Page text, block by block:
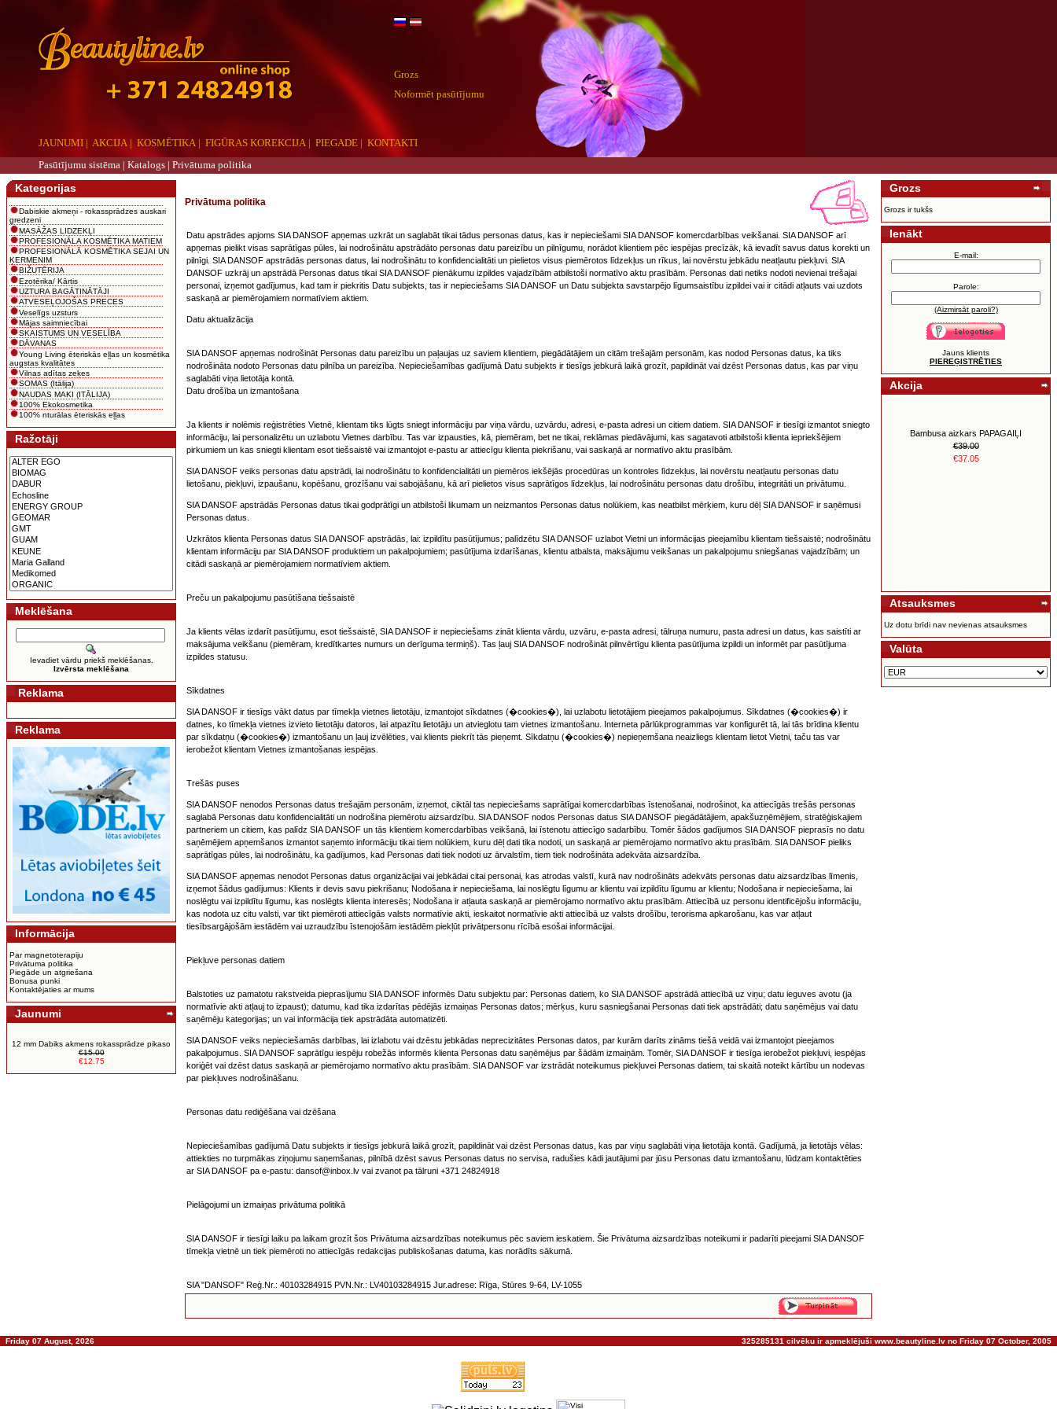
JAUNUMI | AKCIJA | KOSMĒTIKA | FIGŪRAS KOREKCIJA| PIEGADE | KONTAKTI
Grozs
Noformēt pasūtījumu
Pasūtījumu sistēma | Katalogs | Privātuma politika
Kategorijas
Dabiskie akmeņi - rokassprādzes auskari
gredzeni
MASĀŽAS LIDZEKĻI
PROFESIONĀLA KOSMĒTIKA MATIEM
PROFESIONĀLĀ KOSMĒTIKA SEJAI UN
ĶERMENIM
BIŽUTĒRIJA
Ezotērika/ Kārtis
UZTURA BAGĀTINĀTĀJI
ATVESEĻOJOŠAS PRECES
Veselīgs uzsturs
Mājas saimniecībai
SKAISTUMS UN VESELĪBA
DĀVANAS
Young Living ēteriskās eļļas un kosmētika
augstas kvalitātes
Vilnas adītas zeķes
SOMAS (Itālija)
NAUDAS MAKI (ITĀLIJA)
100% Ekokosmetika
100% nturālas ēteriskās eļļas
Ražotāji
Meklēšana
Ievadiet vārdu priekš meklēšanas.
Izvērsta meklēšana
Reklama
Reklama
Informācija
Par magnetoterapiju
Privātuma politika
Piegāde un atgriešana
Bonusa punki
Kontaktējaties ar mums
Jaunumi
12 mm Dabiks akmens rokassprādze pikaso
€15.00
€12.75
Privātuma politika
Datu apstrādes apjoms SIA DANSOF apņemas uzkrāt un saglabāt tikai tādus personas datus, kas ir nepieciešami SIA DANSOF komercdarbības veikšanai. SIA DANSOF arī
apņemas pielikt visas saprātīgas pūles, lai nodrošinātu apstrādāto personas datu pareizību un pilnīgumu, norādot klientiem pēc iespējas precīzāk, kā ievadīt savus datus korekti un
pilnīgi. SIA DANSOF apstrādās personas datus, lai nodrošinātu to konfidencialitāti un pielietos visus piemērotos līdzekļus un rīkus, lai novērstu jebkādu neatļautu piekļuvi. SIA
DANSOF uzkrāj un apstrādā Personas datus tikai SIA DANSOF pienākumu izpildes vajadzībām atbilstoši normatīvo aktu prasībām. Personas dati netiks nodoti nevienai trešajai
personai, izņemot gadījumus, kad tam ir piekritis Datu subjekts, tas ir nepieciešams SIA DANSOF un Datu subjekta savstarpējo līgumsaistību izpildei vai ir citādi atļauts vai uzdots
saskaņā ar piemērojamiem normatīviem aktiem.
Datu aktualizācija
SIA DANSOF apņemas nodrošināt Personas datu pareizību un paļaujas uz saviem klientiem, piegādātājiem un citām trešajām personām, kas nodod Personas datus, ka tiks
nodrošināta nodoto Personas datu pilnība un pareizība. Nepieciešamības gadījumā Datu subjekts ir tiesīgs jebkurā laikā grozīt, papildināt vai dzēst Personas datus, kas par viņu
saglabāti viņa lietotāja kontā.
Datu drošība un izmantošana
Ja klients ir nolēmis reģistrēties Vietnē, klientam tiks lūgts sniegt informāciju par viņa vārdu, uzvārdu, adresi, e-pasta adresi un citiem datiem. SIA DANSOF ir tiesīgi izmantot sniegto
informāciju, lai personalizētu un uzlabotu Vietnes darbību. Tas var izpausties, kā, piemēram, bet ne tikai, reklāmas piedāvājumi, kas sagatavoti atbilstoši klienta iepriekšējiem
pirkumiem un kas sniegti klientam esot tiešsaistē vai izmantojot e-pastu ar attiecīgu klienta piekrišanu, vai saskaņā ar normatīvo aktu prasībām.
SIA DANSOF veiks personas datu apstrādi, lai nodrošinātu to konfidencialitāti un piemēros iekšējās procedūras un kontroles līdzekļus, lai novērstu neatļautu personas datu
lietošanu, piekļuvi, izpaušanu, kopēšanu, grozīšanu vai sabojāšanu, kā arī pielietos visus saprātīgos līdzekļus, lai nodrošinātu personas datu drošību, integritāti un privātumu.
SIA DANSOF apstrādās Personas datus tikai godprātīgi un atbilstoši likumam un neizmantos Personas datus nolūkiem, kas neatbilst mērķiem, kuru dēļ SIA DANSOF ir saņēmusi
Personas datus.
Uzkrātos klienta Personas datus SIA DANSOF apstrādās, lai: izpildītu pasūtījumus; palīdzētu SIA DANSOF uzlabot Vietni un informācijas pieejamību klientam tiešsaistē; nodrošinātu
klientam informāciju par SIA DANSOF produktiem un pakalpojumiem; pasūtījuma izdarīšanas, klientu atbalsta, maksājumu veikšanas un pakalpojumu sniegšanas vajadzībām; un
citādi saskaņā ar piemērojamiem normatīviem aktiem.
Preču un pakalpojumu pasūtīšana tiešsaistē
Ja klients vēlas izdarīt pasūtījumu, esot tiešsaistē, SIA DANSOF ir nepieciešams zināt klienta vārdu, uzvāru, e-pasta adresi, tālruņa numuru, pasta adresi un datus, kas saistīti ar
maksājuma veikšanu (piemēram, kredītkartes numurs un derīguma termiņš). Tas ļauj SIA DANSOF nodrošināt pilnvērtīgu klienta pasūtījuma izpildi un informēt par pasūtījuma
izpildes statusu.
Sīkdatnes
SIA DANSOF ir tiesīgs vākt datus par tīmekļa vietnes lietotāju, izmantojot sīkdatnes (�cookies�), lai uzlabotu lietotājiem pieejamos pakalpojumus. Sīkdatnes (�cookies�) ir
datnes, ko tīmekļa vietnes izvieto lietotāju datoros, lai atpazītu lietotāju un atvieglotu tam vietnes izmantošanu. Interneta pārlūkprogrammas var konfigurēt tā, lai tās brīdina klientu
par sīkdatņu (�cookies�) izmantošanu un ļauj izvēlēties, vai klients piekrīt tās pieņemt. Sīkdatņu (�cookies�) nepieņemšana neaizliegs klientam lietot Vietni, taču tas var
ierobežot klientam Vietnes izmantošanas iespējas.
Trešās puses
SIA DANSOF nenodos Personas datus trešajām personām, izņemot, ciktāl tas nepieciešams saprātīgai komercdarbības īstenošanai, nodrošinot, ka attiecīgās trešās personas
saglabā Personas datu konfidencialitāti un nodrošina piemērotu aizsardzību. SIA DANSOF nodos Personas datus SIA DANSOF piegādātājiem, apakšuzņēmējiem, stratēģiskajiem
partneriem un citiem, kas palīdz SIA DANSOF un tās klientiem komercdarbības veikšanā, lai īstenotu attiecīgo sadarbību. Tomēr šādos gadījumos SIA DANSOF pieprasīs no datu
saņēmējiem apņemšanos izmantot saņemto informāciju tikai tiem nolūkiem, kuru dēļ dati tika nodoti, un saskaņā ar piemērojamo normatīvo aktu prasībām. SIA DANSOF pieliks
saprātīgas pūles, lai nodrošinātu, ka gadījumos, kad Personas dati tiek nodoti uz ārvalstīm, tiem tiek nodrošināta adekvāta aizsardzība.
SIA DANSOF apņemas nenodot Personas datus organizācijai vai jebkādai citai personai, kas atrodas valstī, kurā nav nodrošināts adekvāts personas datu aizsardzības līmenis,
izņemot šādus gadījumus: Klients ir devis savu piekrišanu; Nodošana ir nepieciešama, lai noslēgtu līgumu ar klientu vai izpildītu līgumu ar klientu; Nodošana ir nepieciešama, lai
noslēgtu vai izpildītu līgumu, kas noslēgts klienta interesēs; Nodošana ir atļauta saskaņā ar piemērojamo normatīvo aktu prasībām. Attiecībā uz personu identificējošu informāciju,
kas nodota uz citu valsti, var tikt piemēroti attiecīgās valsts normatīvie akti, ieskaitot normatīvie akti attiecībā uz valsts drošību, terorisma apkarošanu, kas var atļaut
tiesībsargājošām iestādēm vai uzraudzību īstenojošām iestādēm piekļūt privātpersonu rīcībā esošai informācijai.
Piekļuve personas datiem
Balstoties uz pamatotu rakstveida pieprasījumu SIA DANSOF informēs Datu subjektu par: Personas datiem, ko SIA DANSOF apstrādā attiecībā uz viņu; datu ieguves avotu (ja
normatīvie akti atļauj to izpaust); datumu, kad tika izdarītas pēdējās izmaiņas Personas datos; mērķus, kuru sasniegšanai Personas dati tiek apstrādāti; datu saņēmējus vai datu
saņēmēju kategorijas; un vai informācija tiek apstrādāta automatizēti.
SIA DANSOF veiks nepieciešamās darbības, lai izlabotu vai dzēstu jebkādas neprecizitātes Personas datos, par kurām darīts zināms tiešā veidā vai izmantojot pieejamos
pakalpojumus. SIA DANSOF saprātīgu iespēju robežās informēs klienta Personas datu saņēmējus par šādām izmaiņām. Tomēr, SIA DANSOF ir tiesīga ierobežot piekļuvi, iespējas
koriģēt vai dzēst datus saskaņā ar piemērojamo normatīvo aktu prasībām. SIA DANSOF var izstrādāt noteikumus piekļuvei Personas datiem, tai skaitā noteikt kārtību un nodevas
par piekļuves nodrošināšanu.
Personas datu rediģēšana vai dzēšana
Nepieciešamības gadījumā Datu subjekts ir tiesīgs jebkurā laikā grozīt, papildināt vai dzēst Personas datus, kas par viņu saglabāti viņa lietotāja kontā. Gadījumā, ja lietotājs vēlas:
attiekties no turpmākas ziņojumu saņemšanas, pilnībā dzēst savus Personas datus no servisa, radušies kādi jautājumi par jūsu Personas datu izmantošanu, lūdzam kontaktēties
ar SIA DANSOF pa e-pastu: dansof@inbox.lv vai zvanot pa tālruni +371 24824918
Pielāgojumi un izmaiņas privātuma politikā
SIA DANSOF ir tiesīgi laiku pa laikam grozīt šos Privātuma aizsardzības noteikumus pēc saviem ieskatiem. Šie Privātuma aizsardzības noteikumi ir padarīti pieejami SIA DANSOF
tīmekļa vietnē un tiek piemēroti no attiecīgās redakcijas publiskošanas datuma, kas norādīts sākumā.
SIA "DANSOF" Reģ.Nr.: 40103284915 PVN.Nr.: LV40103284915 Jur.adrese: Rīga, Stūres 9-64, LV-1055
Grozs
Grozs ir tukšs
Ienākt
E-mail:
Parole:
(Aizmirsāt paroli?)
Jauns klients
PIEREĢISTRĒTIES
Akcija
YL kolekcija no 30 terapeitiskām
ēteriskām eļļamEurope 30 Oil Collection
€550.00
€517.00
Bambusa aizkars PAPAGAIĻI
€39.00
€37.05
Atsauksmes
Uz dotu brīdi nav nevienas atsauksmes
Valūta
Friday 07 August, 2026 325285131 cilvēku ir apmeklējuši www.beautyline.lv no Friday 07 October, 2005